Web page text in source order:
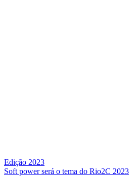
Edição 2023
Soft power será o tema do Rio2C 2023